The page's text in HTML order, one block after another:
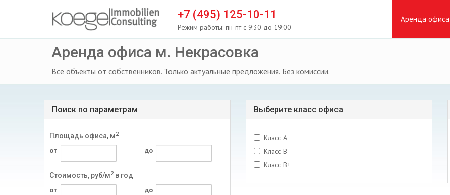
+7 (495) 125-10-11
Режим работы: пн-пт с 9:30 до 19:00
Аренда офиса
Аренда офиса м. Некрасовка
Все объекты от собственников. Только актуальные предложения. Без комиссии.
Поиск по параметрам
Площадь офиса, м2
от до
Стоимость, руб/м2 в год
от до
Выберите класс офиса
Класс A
Класс B
Класс B+